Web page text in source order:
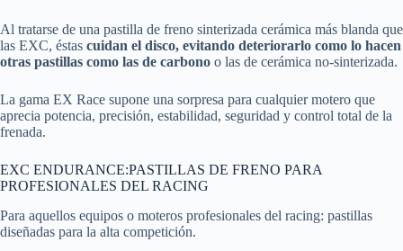
Al tratarse de una pastilla de freno sinterizada cerámica más blanda que
las EXC, éstas cuidan el disco, evitando deteriorarlo como lo hacen
otras pastillas como las de carbono o las de cerámica no-sinterizada.
La gama EX Race supone una sorpresa para cualquier motero que
aprecia potencia, precisión, estabilidad, seguridad y control total de la
frenada.
EXC ENDURANCE:PASTILLAS DE FRENO PARA
PROFESIONALES DEL RACING
Para aquellos equipos o moteros profesionales del racing: pastillas
diseñadas para la alta competición.